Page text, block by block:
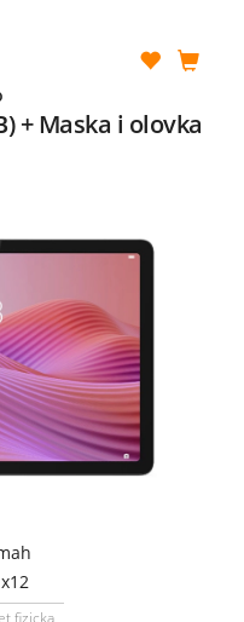
+ Maska i olovka
fizicka